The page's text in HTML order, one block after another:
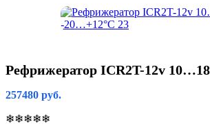
Рефрижератор ICR2T-12v
257480 руб.
❄❄❄❄❄